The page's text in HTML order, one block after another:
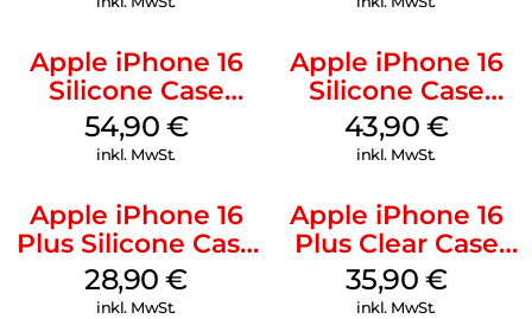
Apple iPhone 16
Silicone Case
MagSafe Black
54,90 €
inkl. MwSt.
Apple iPhone 16
Silicone Case
MagSafe Plum
43,90 €
inkl. MwSt.
Apple iPhone 16
Plus Silicone Case
MagSafe Black
28,90€
inkl. MwSt.
Apple iPhone 16
Plus Clear Case
MagSafe
Transparent
35,90 €
inkl. MwSt.